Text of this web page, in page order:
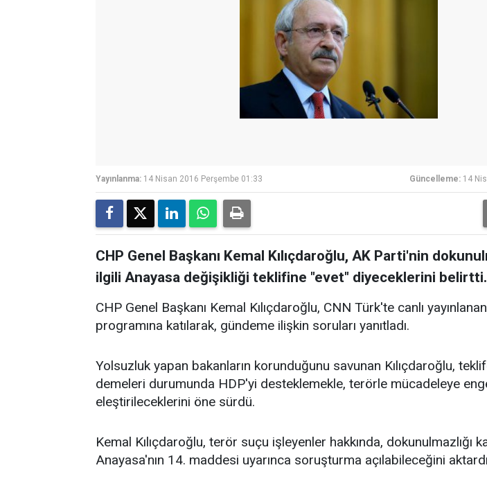
Yayınlanma: 14 Nisan 2016 Perşembe 01:33 Güncelleme: 14
CHP Genel Başkanı Kemal Kılıçdaroğlu, AK Parti'nin
ilgili Anayasa değişikliği teklifine "evet" diyeceklerini belirtti.
CHP Genel Başkanı Kemal Kılıçdaroğlu, CNN Türk'te canlı
programına katılarak, gündeme ilişkin soruları yanıtladı.
Yolsuzluk yapan bakanların korunduğunu savunan Kılıçdaroğlu,
demeleri durumunda HDP'yi desteklemekle, terörle mücadeleye
eleştirileceklerini öne sürdü.
Kemal Kılıçdaroğlu, terör suçu işleyenler hakkında, dokunulmazlığı
Anayasa'nın 14. maddesi uyarınca soruşturma açılabileceğini